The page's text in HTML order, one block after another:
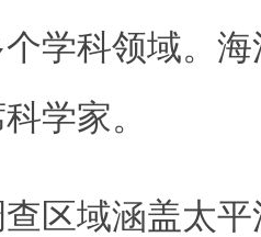
学科领域。
学家。
区域涵盖太